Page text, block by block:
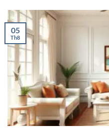
05
Th8